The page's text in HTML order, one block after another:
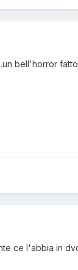
bell'horror
ce l'abbia in